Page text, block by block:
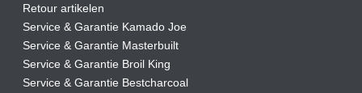
Retour artikelen
Service & Garantie Kamado Joe
Service & Garantie Masterbuilt
Service & Garantie Broil King
Service & Garantie Bestcharcoal